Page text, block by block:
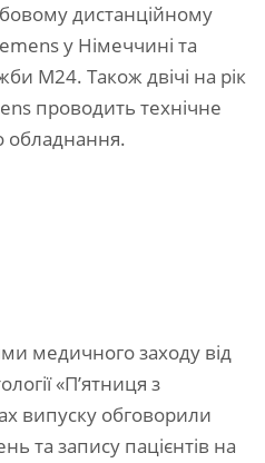
дистанційному
у Німеччині та
М24. Також двічі на рік
проводить технічне
обладнання.
медичного заходу від
«П’ятниця з
випуску обговорили
та запису пацієнтів на